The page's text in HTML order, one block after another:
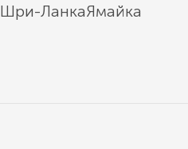
Шри-ЛанкаЯмайка